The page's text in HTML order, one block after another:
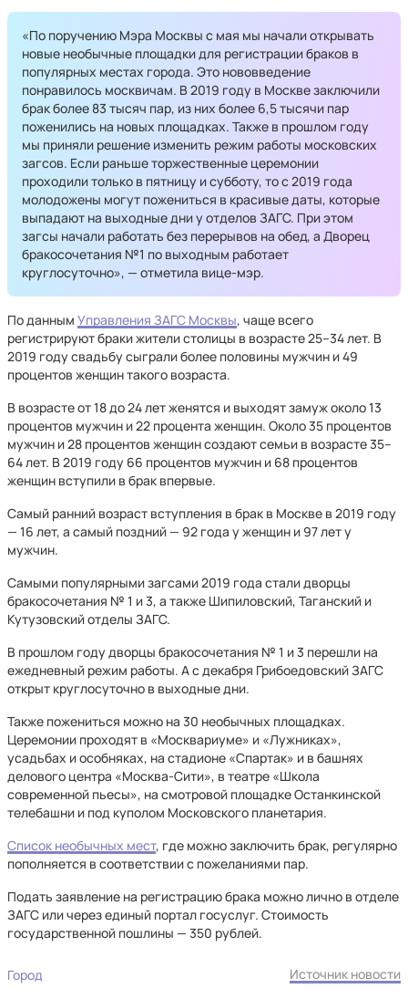
«По поручению Мэра Москвы с мая мы начали открывать
новые необычные площадки для регистрации браков в
популярных местах города. Это нововведение
понравилось москвичам. В 2019 году в Москве заключили
брак более 83 тысяч пар, из них более 6,5 тысячи пар
поженились на новых площадках. Также в прошлом году
мы приняли решение изменить режим работы московских
загсов. Если раньше торжественные церемонии
проходили только в пятницу и субботу, то с 2019 года
молодожены могут пожениться в красивые даты, которые
выпадают на выходные дни у отделов ЗАГС. При этом
загсы начали работать без перерывов на обед, а Дворец
бракосочетания №1 по выходным работает
круглосуточно», — отметила вице-мэр.
По данным Управления ЗАГС Москвы, чаще всего
регистрируют браки жители столицы в возрасте 25–34 лет. В
2019 году свадьбу сыграли более половины мужчин и 49
процентов женщин такого возраста.
В возрасте от 18 до 24 лет женятся и выходят замуж около 13
процентов мужчин и 22 процента женщин. Около 35 процентов
мужчин и 28 процентов женщин создают семьи в возрасте 35–
64 лет. В 2019 году 66 процентов мужчин и 68 процентов
женщин вступили в брак впервые.
Самый ранний возраст вступления в брак в Москве в 2019 году
— 16 лет, а самый поздний — 92 года у женщин и 97 лет у
мужчин.
Самыми популярными загсами 2019 года стали дворцы
бракосочетания № 1 и 3, а также Шипиловский, Таганский и
Кутузовский отделы ЗАГС.
В прошлом году дворцы бракосочетания № 1 и 3 перешли на
ежедневный режим работы. А с декабря Грибоедовский ЗАГС
открыт круглосуточно в выходные дни.
Также пожениться можно на 30 необычных площадках.
Церемонии проходят в «Москвариуме» и «Лужниках»,
усадьбах и особняках, на стадионе «Спартак» и в башнях
делового центра «Москва-Сити», в театре «Школа
современной пьесы», на смотровой площадке Останкинской
телебашни и под куполом Московского планетария.
Список необычных мест, где можно заключить брак, регулярно
пополняется в соответствии с пожеланиями пар.
Подать заявление на регистрацию брака можно лично в отделе
ЗАГС или через единый портал госуслуг. Стоимость
государственной пошлины — 350 рублей.
Город Источник новости